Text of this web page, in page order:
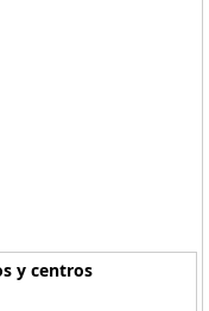
y centros